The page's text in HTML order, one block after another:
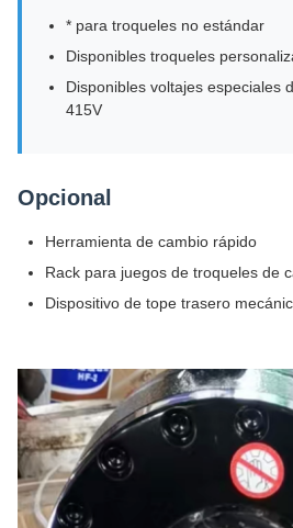
* para troqueles no estándar
Disponibles troqueles
Disponibles voltajes especiales
415V
Opcional
Herramienta de cambio rápido
Rack para juegos de troqueles de
Dispositivo de tope trasero